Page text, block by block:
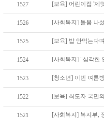
1527 [보육] 어린이집 '제
1526 [사회복지] 돌봄 나
1525 [보육] 밥 안먹는다
1524 [사회복지] "심각한
1523 [청소년] 이번 여름
1522 [보육] 최도자 국민
1521 [사회복지] 복지부,